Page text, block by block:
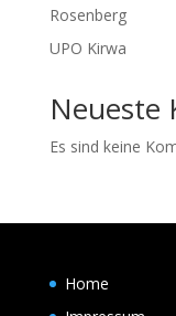
Rosenberg
UPO Kirwa
Neueste
Es sind keine
Home